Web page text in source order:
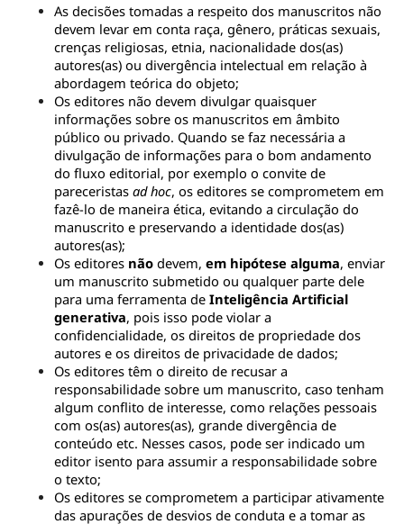
As decisões tomadas a respeito dos manuscritos não
devem levar em conta raça, gênero, práticas sexuais,
crenças religiosas, etnia, nacionalidade dos(as)
autores(as) ou divergência intelectual em relação à
abordagem teórica do objeto;
Os editores não devem divulgar quaisquer
informações sobre os manuscritos em âmbito
público ou privado. Quando se faz necessária a
divulgação de informações para o bom andamento
do fluxo editorial, por exemplo o convite de
pareceristas ad hoc, os editores se comprometem em
fazê-lo de maneira ética, evitando a circulação do
manuscrito e preservando a identidade dos(as)
autores(as);
Os editores não devem, em hipótese alguma, enviar
um manuscrito submetido ou qualquer parte dele
para uma ferramenta de Inteligência Artificial
generativa, pois isso pode violar a
confidencialidade, os direitos de propriedade dos
autores e os direitos de privacidade de dados;
Os editores têm o direito de recusar a
responsabilidade sobre um manuscrito, caso tenham
algum conflito de interesse, como relações pessoais
com os(as) autores(as), grande divergência de
conteúdo etc. Nesses casos, pode ser indicado um
editor isento para assumir a responsabilidade sobre
o texto;
Os editores se comprometem a participar ativamente
das apurações de desvios de conduta e a tomar as